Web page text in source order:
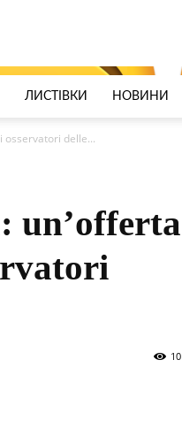
ЛИСТІВКИ НОВИНИ
osservatori delle...
un’offerta
10